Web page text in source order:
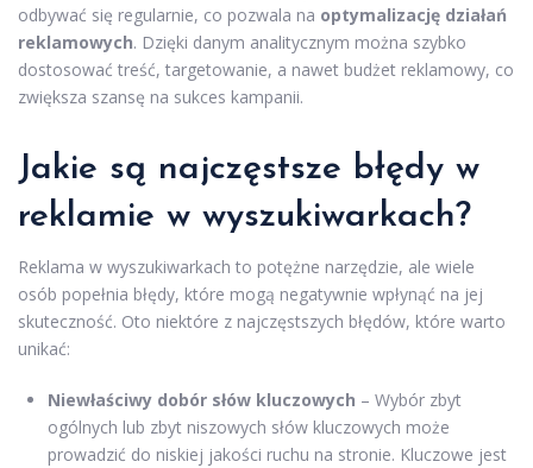
odbywać się regularnie, co pozwala na optymalizację działań
reklamowych. Dzięki danym analitycznym można szybko
dostosować treść, targetowanie, a nawet budżet reklamowy, co
zwiększa szansę na sukces kampanii.
Jakie są najczęstsze błędy w
reklamie w wyszukiwarkach?
Reklama w wyszukiwarkach to potężne narzędzie, ale wiele
osób popełnia błędy, które mogą negatywnie wpłynąć na jej
skuteczność. Oto niektóre z najczęstszych błędów, które warto
unikać:
Niewłaściwy dobór słów kluczowych – Wybór zbyt
ogólnych lub zbyt niszowych słów kluczowych może
prowadzić do niskiej jakości ruchu na stronie. Kluczowe jest